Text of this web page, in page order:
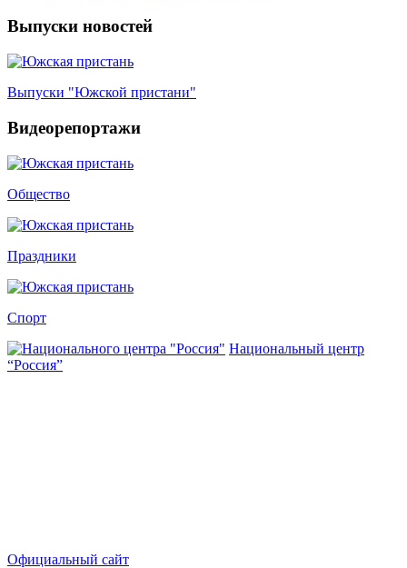
Выпуски новостей
Выпуски "Южской пристани"
Видеорепортажи
Общество
Праздники
Спорт
Национальный центр
“Россия”
Официальный сайт